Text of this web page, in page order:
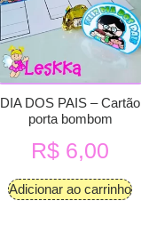
DIA DOS PAIS – Cartão
porta bombom
R$ 6,00
Adicionar ao carrinho